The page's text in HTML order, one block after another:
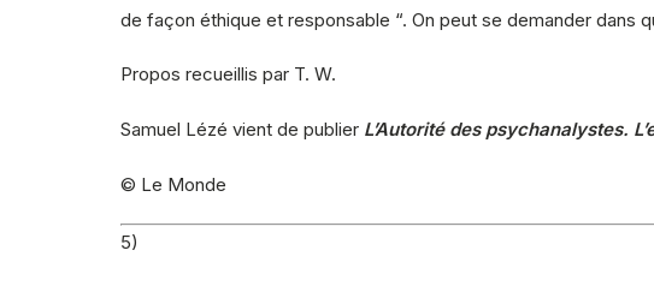
de façon éthique et responsable “. On peut se demander dans
Propos recueillis par T. W.
Samuel Lézé vient de publier L’Autorité des psychanalystes.
© Le Monde
5)